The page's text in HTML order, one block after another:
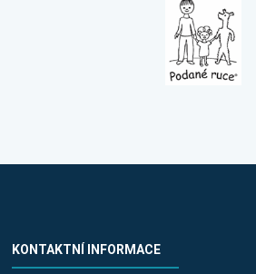
KONTAKTNÍ INFORMACE